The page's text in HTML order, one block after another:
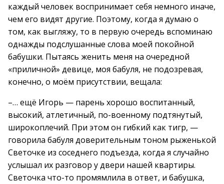
каждый человек воспринимает себя немного иначе,
чем его видят другие. Поэтому, когда я думаю о
том, как выгляжу, то в первую очередь вспоминаю
однажды подслушанные слова моей покойной
бабушки. Пытаясь женить меня на очередной
«приличной» девице, моя бабуля, не подозревая,
конечно, о моём присутствии, вещала:
–… ещё Игорь — парень хорошо воспитанный,
высокий, атлетичный, по-военному подтянутый,
широкоплечий. При этом он гибкий как тигр, —
говорила бабуля доверительным тоном рыженькой
Светочке из соседнего подъезда, когда я случайно
услышал их разговор у двери нашей квартиры.
Светочка что-то промямлила в ответ, и бабушка,